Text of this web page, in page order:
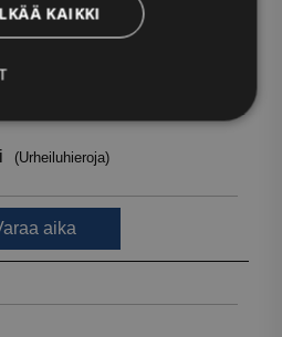
KAIKKI
Suorituskyvylliset
Toiminnalliset